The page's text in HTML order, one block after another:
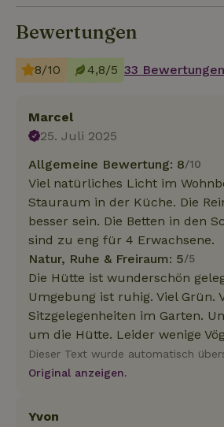
Bewertungen
8/10 4,8/5 33 Bewertungen
Marcel
25. Juli 2025
Allgemeine Bewertung: 8/10
Viel natürliches Licht im
Stauraum in der Küche. Die
besser sein. Die Betten in den
sind zu eng für 4 Erwachsene.
Natur, Ruhe & Freiraum: 5/5
Die Hütte ist wunderschön
Umgebung ist ruhig. Viel Grün.
Sitzgelegenheiten im Garten.
um die Hütte. Leider wenige
Dieser Text wurde automatisch
Original anzeigen.
Yvon